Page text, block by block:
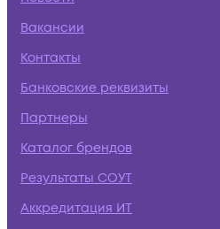
Вакансии
Контакты
Банковские реквизиты
Партнеры
Каталог брендов
Результаты СОУТ
Аккредитация ИТ